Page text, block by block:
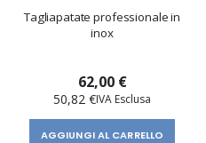
Tagliapatate professionale in
inox
62,00 €
50,82 €
AGGIUNGI AL CARRELLO